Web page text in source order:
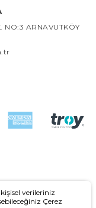
NO:3 ARNAVUTKÖY
verileriniz
Çerez